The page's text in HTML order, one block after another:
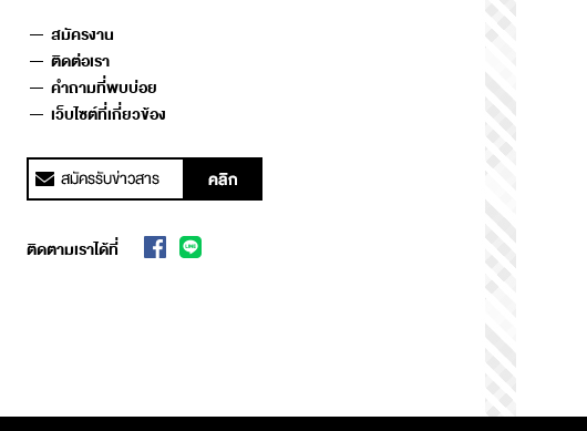
สมัครงาน
ติดต่อเรา
คำถามที่พบบ่อย
เว็บไซต์ที่เกี่ยวข้อง
ติดตามเราได้ที่